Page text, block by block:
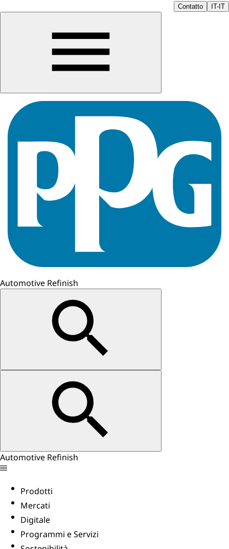
Contatto IT-IT
Automotive Refinish
Automotive Refinish
Prodotti
Mercati
Digitale
Programmi e Servizi